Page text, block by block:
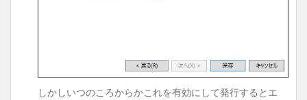
しかしいつのころからかこれを有効にして発行するとエ